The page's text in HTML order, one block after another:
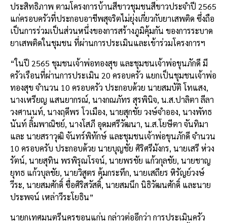
ประสิทธิภาพ ตามโครงการบ้านสีขาวชุมชนสีขาวประจำปี 2565
แก่ครอบครัวที่ประกอบอาชีพสุจริตไม่ยุ่งเกี่ยวกับยาเสพติด ซึ่งถือ
เป็นการร่วมเป็นส่วนหนึ่งของการสร้างภูมิคุ้มกัน ของการระบาด
ยาเสพติดในชุมชน ที่ผ่านการประเมินและเข้าร่วมโครงการฯ
“ในปี 2565 ชุมชนเจ้าพ่อทองสุข และชุมชนเจ้าพ่อขุนภักดี มี
ครัวเรือนที่ผ่านการประเมิน 20 ครอบครัว แยกเป็นชุมชนเจ้าพ่อ
ทองสุข จำนวน 10 ครอบครัว ประกอบด้วย นายสมบัติ โทแสง,
นางเหรียญ แสนยากรณ์, นางกณภัทร สุรพินิจ, น.ส.ปาลิตา ลีลา
วงศานนท์, นางฤดีพร โวเมือง, นายสุกชัย วงษ์จำออง, นางพัทธ
นันท์ ลิ้มพาณิชย์, นางโสภี อุดมศรีวัฒนา, น.ส.โยษีตา จันทิมา
และ นายสราวุฒิ จันทร์พิทักษ์ และชุมชนเจ้าพ่อขุนภักดี จำนวน
10 ครอบครับ ประกอบด้วย นายบุญชัย ศิริศรีมังกร, นายเสรี ห่วง
รัตน์, นายสุทิน พรพิรุณโรจน์, นายพรชัย แก้วกุลชัย, นายชาญ
ยุทธ แก้วบุลชัย, นายวิสูตร คุ้มกระทึก, นายเสถียร หิรัญย์วงษ์
วีระ, นายสมศักดิ์ ซื่อศิริสวัสดิ์, นายสมนึก นิธิวัฒนศักดิ์ และนาย
ประพจน์ เหล่าวีระโยธิน”
นายกเทศมนตรีนครขอนแก่น กล่าวต่ออีกว่า การประเมินครัว